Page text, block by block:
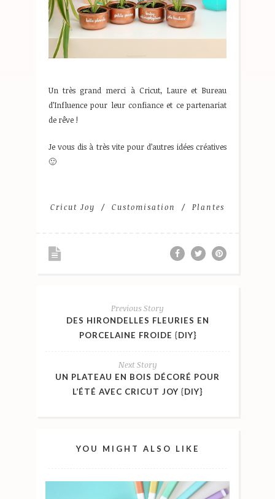
Un très grand merci à Cricut, Laure et Bureau
d’Influence pour leur confiance et ce partenariat
de rêve !
Je vous dis à très vite pour d’autres idées créatives
🙂
Cricut Joy Customisation Plantes
Previous Story
DES HIRONDELLES FLEURIES EN
PORCELAINE FROIDE {DIY}
Next Story
UN PLATEAU EN BOIS DÉCORÉ POUR
L’ÉTÉ AVEC CRICUT JOY {DIY}
YOU MIGHT ALSO LIKE